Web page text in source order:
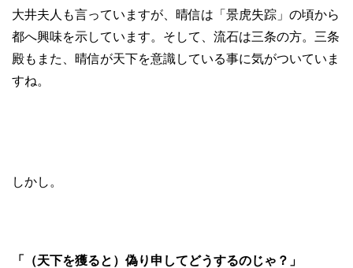
大井夫人も言っていますが、晴信は「景虎失踪」の頃から
都へ興味を示しています。そして、流石は三条の方。三条
殿もまた、晴信が天下を意識している事に気がついていま
すね。
しかし。
「（天下を獲ると）偽り申してどうするのじゃ？」